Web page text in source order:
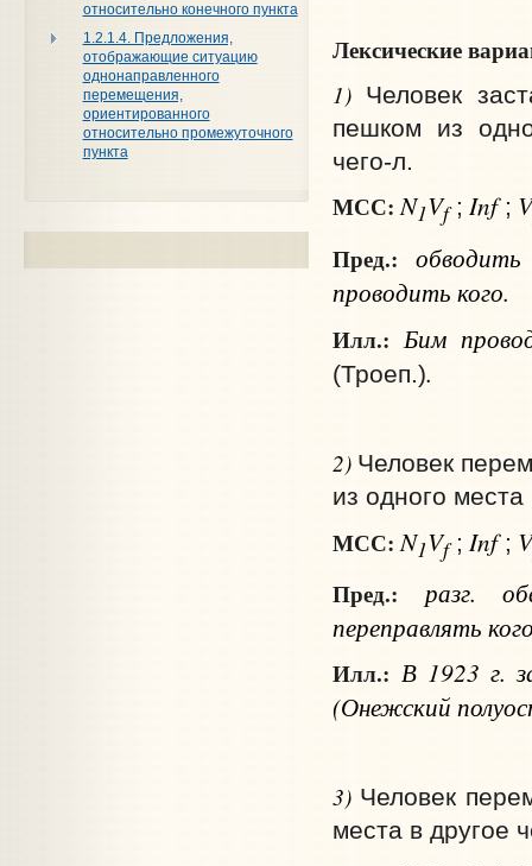
относительно конечного пункта
1.2.1.4. Предложения,
отображающие ситуацию
однонаправленного
перемещения,
ориентированного
относительно промежуточного
пункта
Лексические
1) Человек
пешком из
чего‑л.
МСС:N1Vf; Inf; V
Пред.:
проводить кого.
Илл.: Бим
(Троеп.).
2) Человек
из одного места
МСС: N1Vf; Inf; V
Пред.: разг.
переправлять
Илл.: В 1923 г.
(Онежский
3) Человек
места в другое